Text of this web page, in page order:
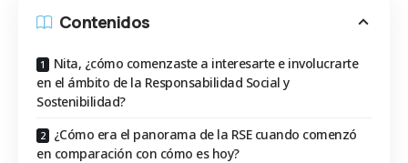
Contenidos
Nita, ¿cómo comenzaste a interesarte e involucrarte
en el ámbito de la Responsabilidad Social y
Sostenibilidad?
¿Cómo era el panorama de la RSE cuando comenzó
en comparación con cómo es hoy?